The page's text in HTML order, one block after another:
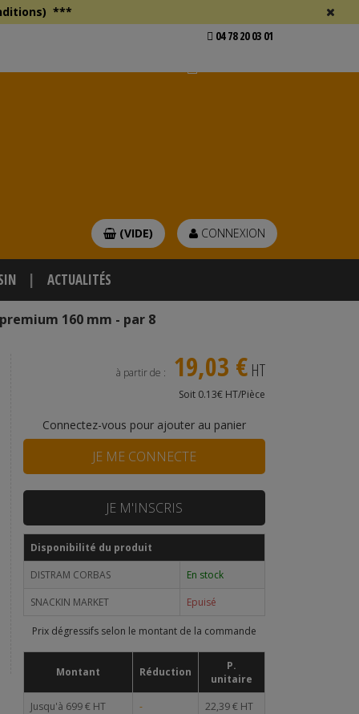
***
04 78 20 03 01
CONNEXION
(VIDE)
ACTUALITÉS
160 mm - par 8
à partir de : 19,03 € HT
Soit 0.13€ HT/Pièce
Connectez-vous pour ajouter au panier
JE ME CONNECTE
JE M'INSCRIS
Disponibilité du produit
DISTRAM CORBAS
En stock
SNACKIN MARKET
Epuisé
Prix dégressifs selon le montant de la commande
Montant Réduction
P.
unitaire
Jusqu'à 699 € HT
-
22,39 € HT